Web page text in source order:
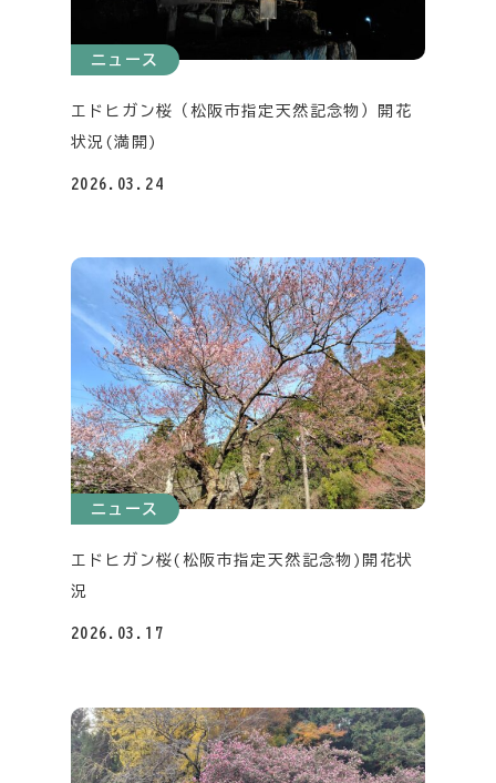
ニュース
エドヒガン桜（松阪市指定天然記念物）開花
状況(満開)
2026.03.24
ニュース
エドヒガン桜(松阪市指定天然記念物)開花状
況
2026.03.17